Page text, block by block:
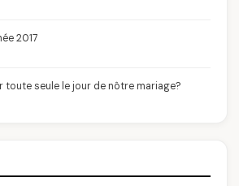
2017
toute seule le jour de nôtre mariage?